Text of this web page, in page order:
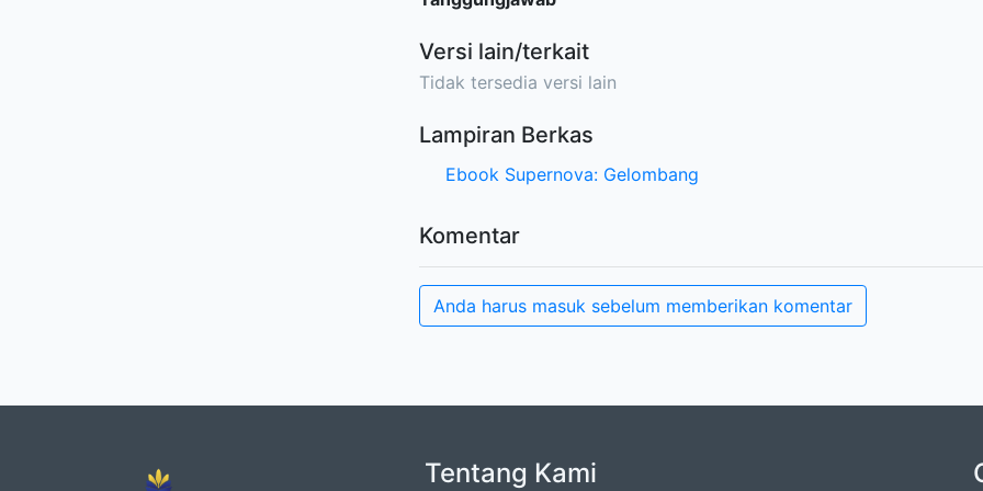
Versi lain/terkait
Tidak tersedia versi lain
Lampiran Berkas
Ebook Supernova: Gelombang
Komentar
Anda harus masuk sebelum memberikan komentar
Tentang Kami